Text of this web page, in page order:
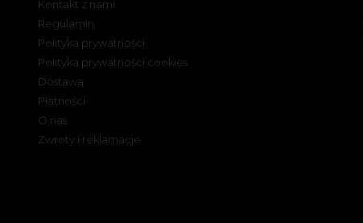
Kontakt z nami
Regulamin
Polityka prywatności
Polityka prywatności cookies
Dostawa
Płatności
O nas
Zwroty i reklamacje